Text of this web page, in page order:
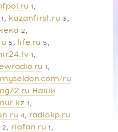
1
1 kazanfirst.ru 3
2
5 life.ru 5
1
1
ru
ng72.ru Наши
nur.kz 1
ru 4 radiokp.ru
2 riafan.ru 1